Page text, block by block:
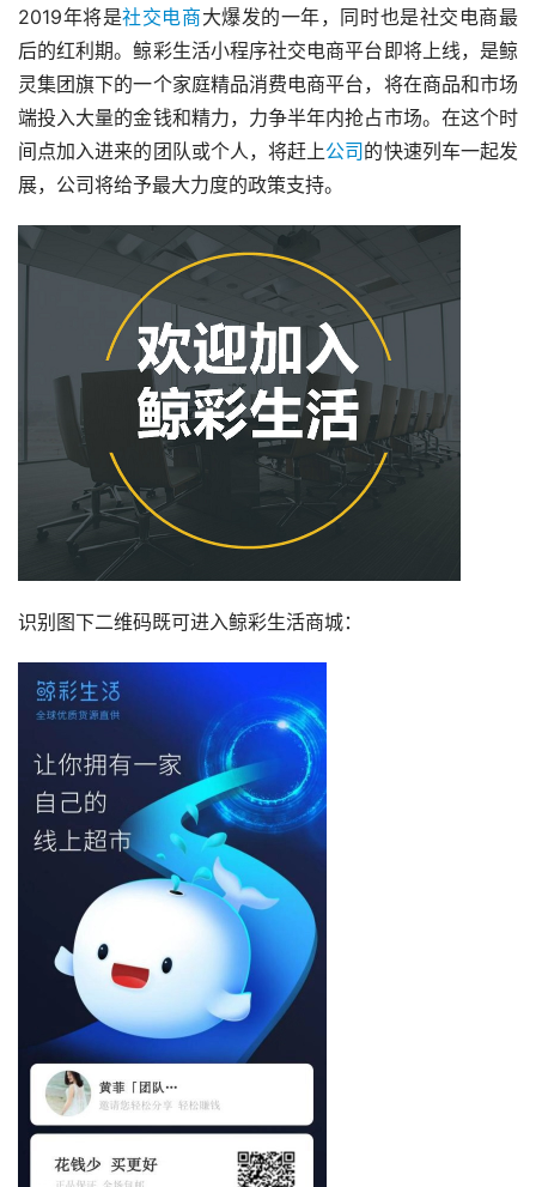
2019年将是社交电商大爆发的一年，同时也是社交电商最
后的红利期。鲸彩生活小程序社交电商平台即将上线，是鲸
灵集团旗下的一个家庭精品消费电商平台，将在商品和市场
端投入大量的金钱和精力，力争半年内抢占市场。在这个时
间点加入进来的团队或个人，将赶上公司的快速列车一起发
展，公司将给予最大力度的政策支持。
识别图下二维码既可进入鲸彩生活商城：